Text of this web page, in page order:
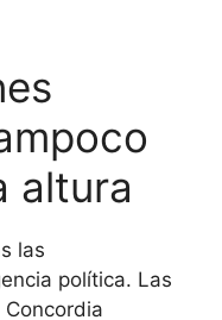
altura
las
política. Las